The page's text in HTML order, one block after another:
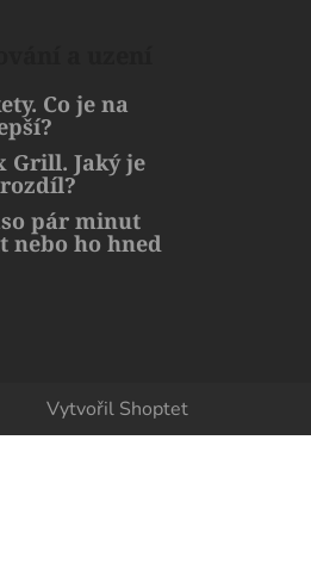
Co je na
Grill. Jaký je
pár minut
nebo ho hned
Vytvořil Shoptet